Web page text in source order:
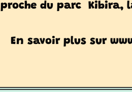
proche du parc
Kibira,
En savoir plus sur